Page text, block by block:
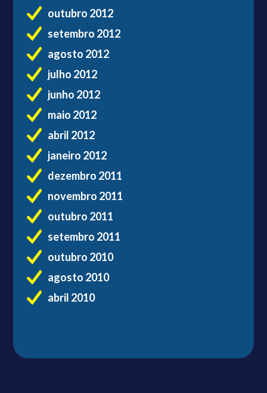
outubro 2012
setembro 2012
agosto 2012
julho 2012
junho 2012
maio 2012
abril 2012
janeiro 2012
dezembro 2011
novembro 2011
outubro 2011
setembro 2011
outubro 2010
agosto 2010
abril 2010